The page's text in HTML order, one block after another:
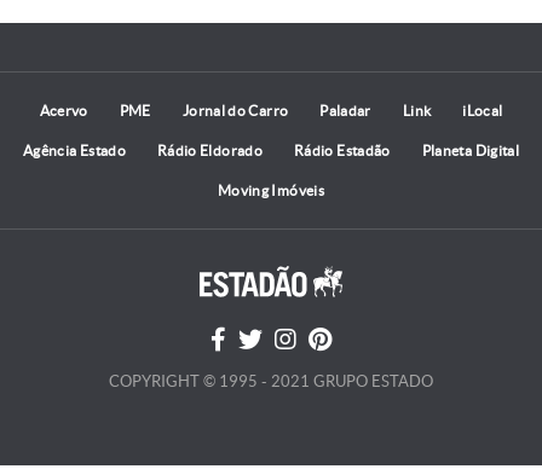
Acervo PME Jornal do Carro Paladar Link iLocal
Agência Estado Rádio Eldorado Rádio Estadão Planeta Digital
Moving Imóveis
COPYRIGHT © 1995 - 2021 GRUPO ESTADO